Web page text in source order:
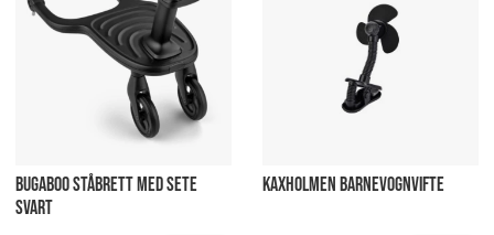
BUGABOO STÅBRETT MED SETE
SVART
KAXHOLMEN BARNEVOGNVIFTE